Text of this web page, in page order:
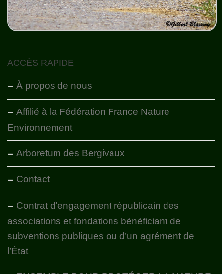
ACCÈS RAPIDE
À propos de nous
Affilié à la Fédération France Nature
Environnement
Arboretum des Bergivaux
Contact
Contrat d’engagement républicain des
associations et fondations bénéficiant de
subventions publiques ou d’un agrément de
l’État